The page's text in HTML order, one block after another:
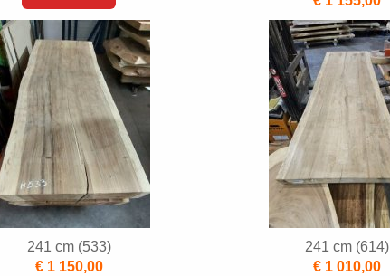
241 cm (533)
€ 1 150,00
241 cm (614)
€ 1 010,00